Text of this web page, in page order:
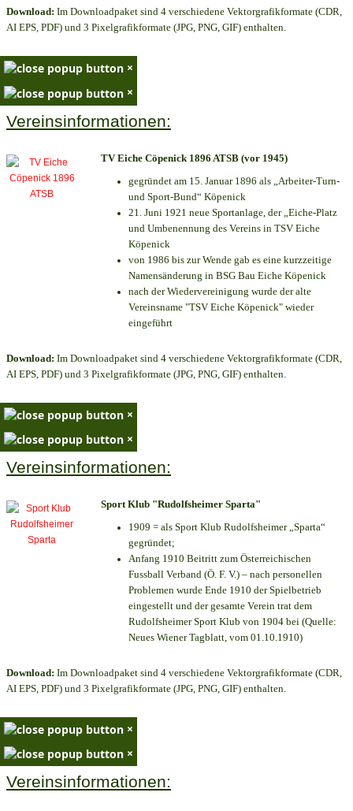
Download: Im Downloadpaket sind 4 verschiedene Vektorgrafikformate (CDR,
AI EPS, PDF) und 3 Pixelgrafikformate (JPG, PNG, GIF) enthalten.
×
×
Vereinsinformationen:
TV Eiche Cöpenick 1896 ATSB (vor 1945)
gegründet am 15. Januar 1896 als „Arbeiter-Turn-
und Sport-Bund“ Köpenick
21. Juni 1921 neue Sportanlage, der „Eiche-Platz
und Umbenennung des Vereins in TSV Eiche
Köpenick
von 1986 bis zur Wende gab es eine kurzzeitige
Namensänderung in BSG Bau Eiche Köpenick
nach der Wiedervereinigung wurde der alte
Vereinsname "TSV Eiche Köpenick" wieder
eingeführt
Download: Im Downloadpaket sind 4 verschiedene Vektorgrafikformate (CDR,
AI EPS, PDF) und 3 Pixelgrafikformate (JPG, PNG, GIF) enthalten.
×
×
Vereinsinformationen:
Sport Klub "Rudolfsheimer Sparta"
1909 = als Sport Klub Rudolfsheimer „Sparta“
gegründet;
Anfang 1910 Beitritt zum Österreichischen
Fussball Verband (Ö. F. V.) – nach personellen
Problemen wurde Ende 1910 der Spielbetrieb
eingestellt und der gesamte Verein trat dem
Rudolfsheimer Sport Klub von 1904 bei (Quelle:
Neues Wiener Tagblatt, vom 01.10.1910)
Download: Im Downloadpaket sind 4 verschiedene Vektorgrafikformate (CDR,
AI EPS, PDF) und 3 Pixelgrafikformate (JPG, PNG, GIF) enthalten.
×
×
Vereinsinformationen: